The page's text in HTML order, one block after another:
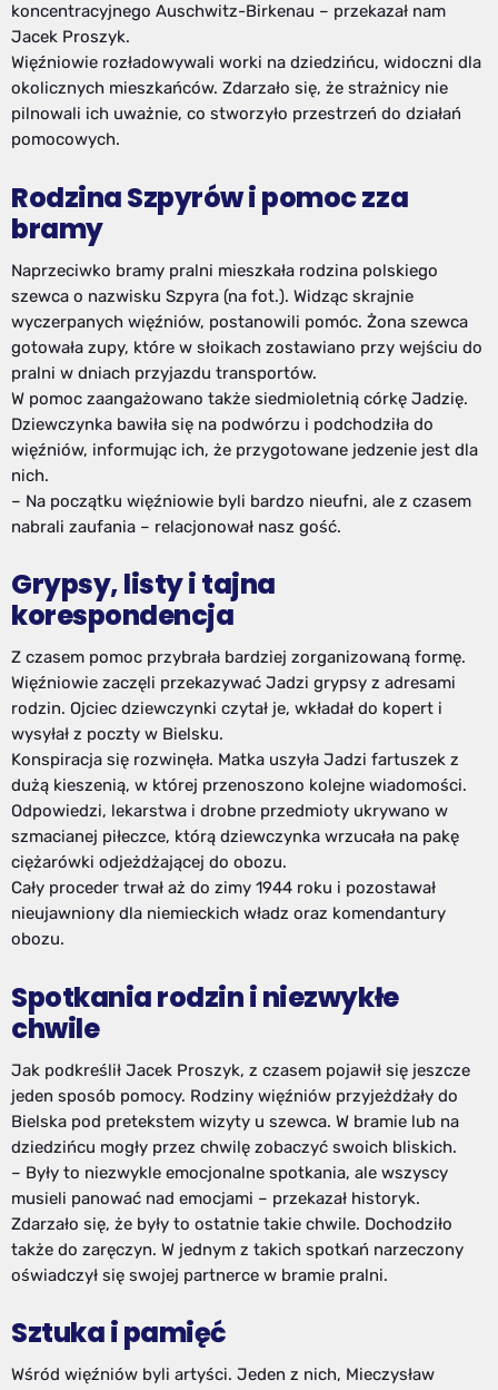
koncentracyjnego Auschwitz-Birkenau – przekazał nam
Jacek Proszyk.
Więźniowie rozładowywali worki na dziedzińcu, widoczni dla
okolicznych mieszkańców. Zdarzało się, że strażnicy nie
pilnowali ich uważnie, co stworzyło przestrzeń do działań
pomocowych.
Rodzina Szpyrów i pomoc zza
bramy
Naprzeciwko bramy pralni mieszkała rodzina polskiego
szewca o nazwisku Szpyra (na fot.). Widząc skrajnie
wyczerpanych więźniów, postanowili pomóc. Żona szewca
gotowała zupy, które w słoikach zostawiano przy wejściu do
pralni w dniach przyjazdu transportów.
W pomoc zaangażowano także siedmioletnią córkę Jadzię.
Dziewczynka bawiła się na podwórzu i podchodziła do
więźniów, informując ich, że przygotowane jedzenie jest dla
nich.
– Na początku więźniowie byli bardzo nieufni, ale z czasem
nabrali zaufania – relacjonował nasz gość.
Grypsy, listy i tajna
korespondencja
Z czasem pomoc przybrała bardziej zorganizowaną formę.
Więźniowie zaczęli przekazywać Jadzi grypsy z adresami
rodzin. Ojciec dziewczynki czytał je, wkładał do kopert i
wysyłał z poczty w Bielsku.
Konspiracja się rozwinęła. Matka uszyła Jadzi fartuszek z
dużą kieszenią, w której przenoszono kolejne wiadomości.
Odpowiedzi, lekarstwa i drobne przedmioty ukrywano w
szmacianej piłeczce, którą dziewczynka wrzucała na pakę
ciężarówki odjeżdżającej do obozu.
Cały proceder trwał aż do zimy 1944 roku i pozostawał
nieujawniony dla niemieckich władz oraz komendantury
obozu.
Spotkania rodzin i niezwykłe
chwile
Jak podkreślił Jacek Proszyk, z czasem pojawił się jeszcze
jeden sposób pomocy. Rodziny więźniów przyjeżdżały do
Bielska pod pretekstem wizyty u szewca. W bramie lub na
dziedzińcu mogły przez chwilę zobaczyć swoich bliskich.
– Były to niezwykle emocjonalne spotkania, ale wszyscy
musieli panować nad emocjami – przekazał historyk.
Zdarzało się, że były to ostatnie takie chwile. Dochodziło
także do zaręczyn. W jednym z takich spotkań narzeczony
oświadczył się swojej partnerce w bramie pralni.
Sztuka i pamięć
Wśród więźniów byli artyści. Jeden z nich, Mieczysław